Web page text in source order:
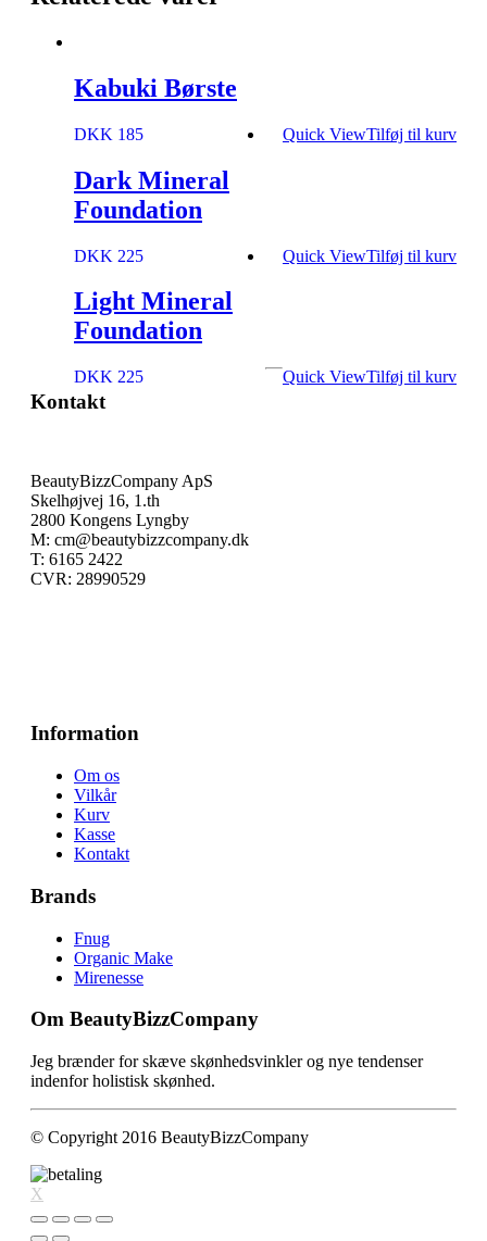
Kabuki Børste
DKK 185 Tilføj til kurv
Quick View
Dark Mineral
Foundation
DKK 225 Tilføj til kurv
Quick View
Light Mineral
Foundation
DKK 225 Tilføj til kurv
Quick View
Kontakt
BeautyBizzCompany ApS
Skelhøjvej 16, 1.th
2800 Kongens Lyngby
M: cm@beautybizzcompany.dk
T: 6165 2422
CVR: 28990529
Information
Om os
Vilkår
Kurv
Kasse
Kontakt
Brands
Fnug
Organic Make
Mirenesse
Om BeautyBizzCompany
Jeg brænder for skæve skønhedsvinkler og nye tendenser
indenfor holistisk skønhed.
© Copyright 2016 BeautyBizzCompany
X